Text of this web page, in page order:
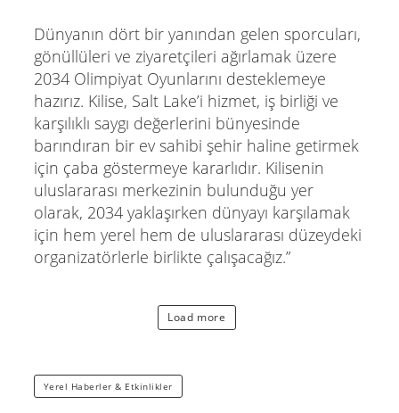
Dünyanın dört bir yanından gelen sporcuları,
gönüllüleri ve ziyaretçileri ağırlamak üzere
2034 Olimpiyat Oyunlarını desteklemeye
hazırız. Kilise, Salt Lake’i hizmet, iş birliği ve
karşılıklı saygı değerlerini bünyesinde
barındıran bir ev sahibi şehir haline getirmek
için çaba göstermeye kararlıdır. Kilisenin
uluslararası merkezinin bulunduğu yer
olarak, 2034 yaklaşırken dünyayı karşılamak
için hem yerel hem de uluslararası düzeydeki
organizatörlerle birlikte çalışacağız.”
Load more
Yerel Haberler & Etkinlikler